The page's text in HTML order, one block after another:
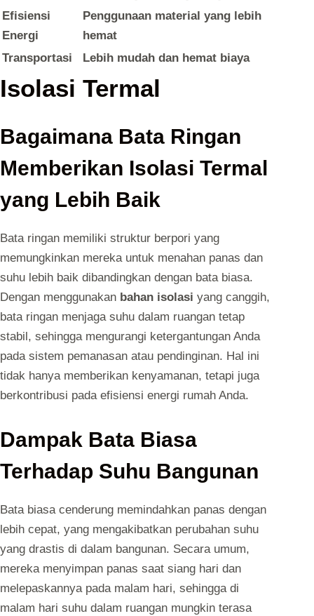
Efisiensi
Energi
Penggunaan material yang lebih
hemat
Transportasi
Lebih mudah dan hemat biaya
Isolasi Termal
Bagaimana Bata Ringan
Memberikan Isolasi Termal
yang Lebih Baik
Bata ringan memiliki struktur berpori yang
memungkinkan mereka untuk menahan panas dan
suhu lebih baik dibandingkan dengan bata biasa.
Dengan menggunakan bahan isolasi yang canggih,
bata ringan menjaga suhu dalam ruangan tetap
stabil, sehingga mengurangi ketergantungan Anda
pada sistem pemanasan atau pendinginan. Hal ini
tidak hanya memberikan kenyamanan, tetapi juga
berkontribusi pada efisiensi energi rumah Anda.
Dampak Bata Biasa
Terhadap Suhu Bangunan
Bata biasa cenderung memindahkan panas dengan
lebih cepat, yang mengakibatkan perubahan suhu
yang drastis di dalam bangunan. Secara umum,
mereka menyimpan panas saat siang hari dan
melepaskannya pada malam hari, sehingga di
malam hari suhu dalam ruangan mungkin terasa